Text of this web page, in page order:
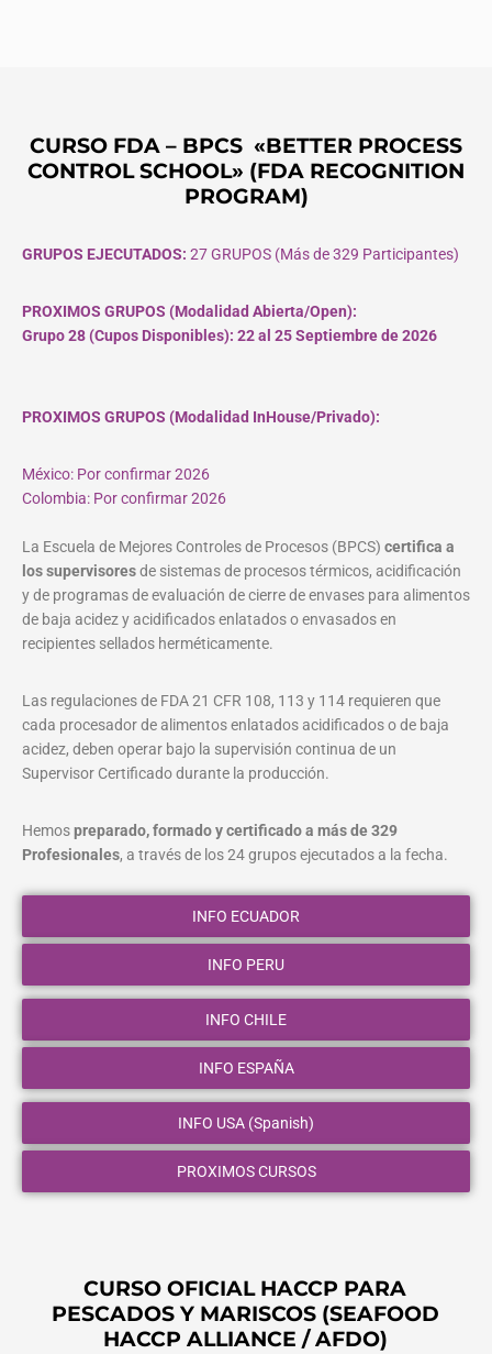
CURSO FDA – BPCS «BETTER PROCESS
CONTROL SCHOOL» (FDA RECOGNITION
PROGRAM)
GRUPOS EJECUTADOS: 27 GRUPOS (Más de 329 Participantes)
PROXIMOS GRUPOS (Modalidad Abierta/Open):
Grupo 28 (Cupos Disponibles): 22 al 25 Septiembre de 2026
PROXIMOS GRUPOS (Modalidad InHouse/Privado):
México: Por confirmar 2026
Colombia: Por confirmar 2026
La Escuela de Mejores Controles de Procesos (BPCS) certifica a
los supervisoresde sistemas de procesos térmicos, acidificación
y de programas de evaluación de cierre de envases para alimentos
de baja acidez y acidificados enlatados o envasados en
recipientes sellados herméticamente.
Las regulaciones de FDA 21 CFR 108, 113 y 114 requieren que
cada procesador de alimentos enlatados acidificados o de baja
acidez, deben operar bajo la supervisión continua de un
Supervisor Certificado durante la producción.
Hemospreparado, formado y certificado a más de 329
Profesionales, a través de los 24 grupos ejecutados a la fecha.
INFO ECUADOR
INFO PERU
INFO CHILE
INFO ESPAÑA
INFO USA (Spanish)
PROXIMOS CURSOS
CURSO OFICIAL HACCP PARA
PESCADOS Y MARISCOS (SEAFOOD
HACCP ALLIANCE / AFDO)